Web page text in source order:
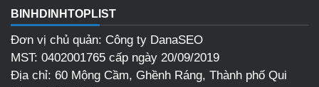
BINHDINHTOPLIST
Đơn vị chủ quản: Công ty DanaSEO
MST: 0402001765 cấp ngày 20/09/2019
Địa chỉ: 60 Mộng Cầm, Ghềnh Ráng, Thành phố Qui